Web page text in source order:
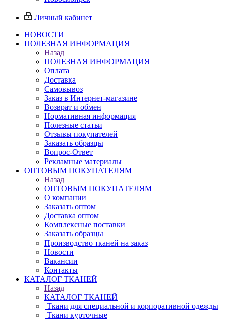
Личный кабинет
НОВОСТИ
ПОЛЕЗНАЯ ИНФОРМАЦИЯ
Назад
ПОЛЕЗНАЯ ИНФОРМАЦИЯ
Оплата
Доставка
Самовывоз
Заказ в Интернет-магазине
Возврат и обмен
Нормативная информация
Полезные статьи
Отзывы покупателей
Заказать образцы
Вопрос-Ответ
Рекламные материалы
ОПТОВЫМ ПОКУПАТЕЛЯМ
Назад
ОПТОВЫМ ПОКУПАТЕЛЯМ
О компании
Заказать оптом
Доставка оптом
Комплексные поставки
Заказать образцы
Производство тканей на заказ
Новости
Вакансии
Контакты
КАТАЛОГ ТКАНЕЙ
Назад
КАТАЛОГ ТКАНЕЙ
Ткани для специальной и корпоративной одежды
Ткани курточные